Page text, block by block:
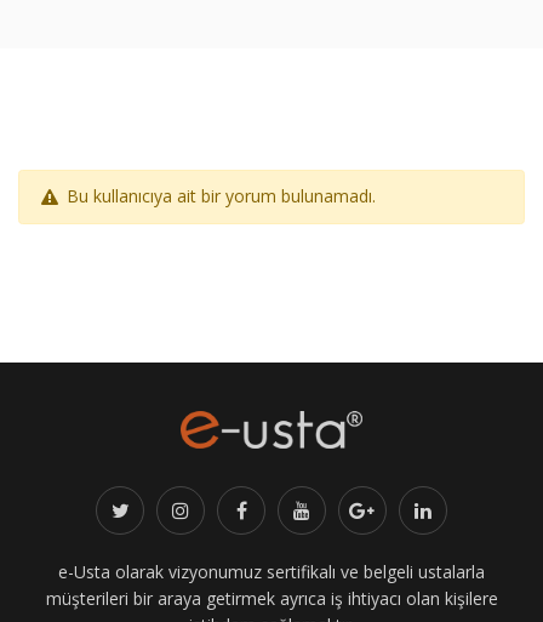
Bu kullanıcıya ait bir yorum bulunamadı.
e-Usta olarak vizyonumuz sertifikalı ve belgeli ustalarla
müşterileri bir araya getirmek ayrıca iş ihtiyacı olan kişilere